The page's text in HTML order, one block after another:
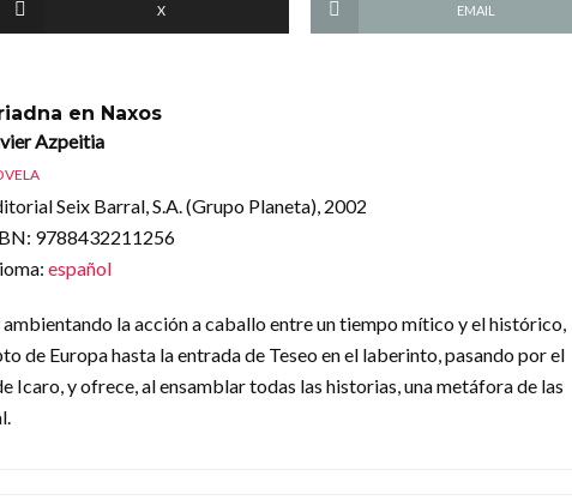
X EMAIL
en Naxos
Azpeitia
Seix Barral, S.A. (Grupo Planeta), 2002
: 9788432211256
: español
la acción a caballo entre un tiempo mítico y el histórico,
de Europa hasta la entrada de Teseo en el laberinto, pasando por el
Icaro, y ofrece, al ensamblar todas las historias, una metáfora de las